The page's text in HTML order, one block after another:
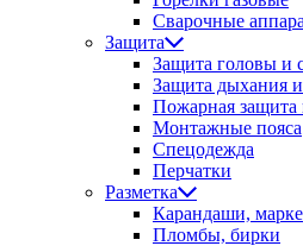
Сварочные
Защита
Защита головы и
Защита дыхания
Пожарная защита
Монтажные пояса
Спецодежда
Перчатки
Разметка
Карандаши,
Пломбы, бирки